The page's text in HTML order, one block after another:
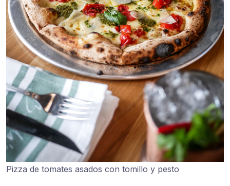
Pizza de tomates asados con tomillo y pesto